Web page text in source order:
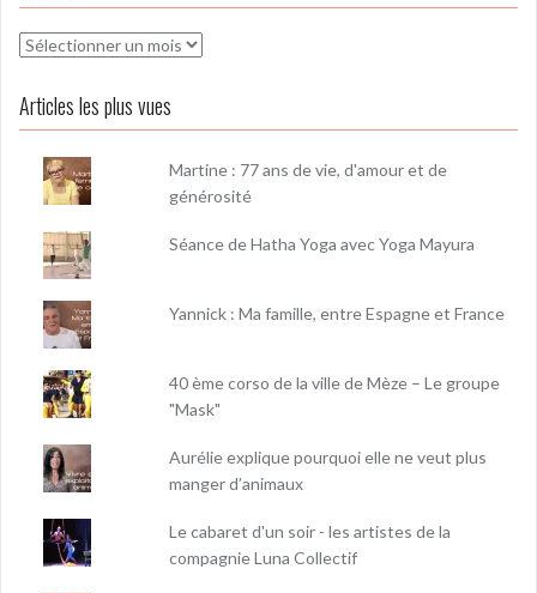
Archives
Articles les plus vues
Martine : 77 ans de vie, d'amour et de
générosité
Séance de Hatha Yoga avec Yoga Mayura
Yannick : Ma famille, entre Espagne et France
40 ème corso de la ville de Mèze – Le groupe
"Mask"
Aurélie explique pourquoi elle ne veut plus
manger d’animaux
Le cabaret d'un soir - les artistes de la
compagnie Luna Collectif